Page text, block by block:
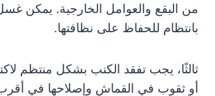
من البقع والعوامل الخارجية. يمكن
بانتظام للحفاظ على نظافتها.
ثالثًا، يجب تفقد الكنب بشكل منتظم
أو ثقوب في القماش وإصلاحها في